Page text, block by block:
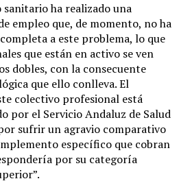
ha realizado una
empleo que, de momento, no ha
a este problema, lo que
que están en activo se ven
dobles, con la consecuente
que ello conlleva. El
colectivo profesional está
por el Servicio Andaluz de Salud
sufrir un agravio comparativo
específico que cobran
por su categoría